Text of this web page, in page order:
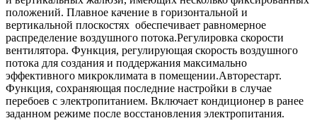
положений. Плавное качение в горизонтальной и
вертикальной плоскостях обеспечивает равномерное
распределение воздушного потока.Регулировка скорости
вентилятора. Функция, регулирующая скорость воздушного
потока для создания и поддержания максимально
эффективного микроклимата в помещении.Авторестарт.
Функция, сохраняющая последние настройки в случае
перебоев с электропитанием. Включает кондиционер в ранее
заданном режиме после восстановления электропитания.